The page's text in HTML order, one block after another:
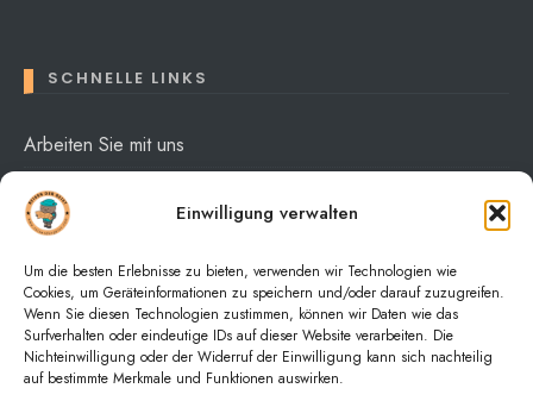
Einwilligung verwalten
Um die besten Erlebnisse zu bieten, verwenden wir Technologien wie
Cookies, um Geräteinformationen zu speichern und/oder darauf zuzugreifen.
Wenn Sie diesen Technologien zustimmen, können wir Daten wie das
Surfverhalten oder eindeutige IDs auf dieser Website verarbeiten. Die
Nichteinwilligung oder der Widerruf der Einwilligung kann sich nachteilig
auf bestimmte Merkmale und Funktionen auswirken.
SCHNELLE LINKS
Arbeiten Sie mit uns
Über mich
Datenschutzerklärung